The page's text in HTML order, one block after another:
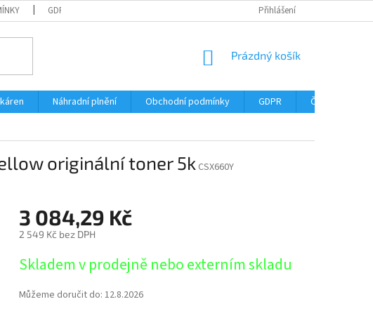
GDPR SERVIS TISKÁREN
Přihlášení
NÁKUPNÍ
Prázdný košík
Náhradní plnění Obchodní podmínky GDPR
Časté dotazy
originální toner 5k CSX660Y
3 084,29 Kč
2 549 Kč bez DPH
cena:
Skladem v prodejně nebo externím skladu
Můžeme doručit do: 12.8.2026